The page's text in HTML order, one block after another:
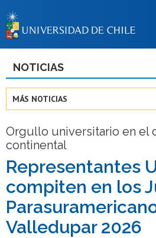
BIBLIOTECAS
Estudiantes
Académicas/
Egresadas/
NOTICIAS
MÁS NOTICIAS
Orgullo universitario en el
continental
Representantes
compiten en los
Valledupar 2026